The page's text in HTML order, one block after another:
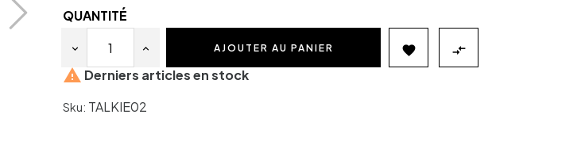
QUANTITÉ
AJOUTER AU PANIER  
 Derniers articles en stock
Sku: TALKIE02